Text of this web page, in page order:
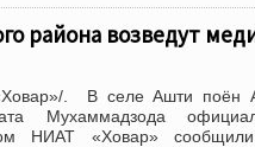
района возведут
. В селе Ашти поён
Мухаммадзода
НИАТ «Ховар»